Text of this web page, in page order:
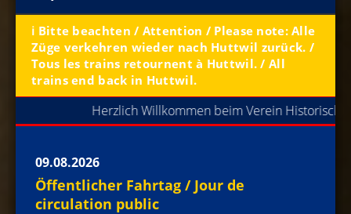
ℹ️ Bitte beachten / Attention / Please note: Alle
Züge verkehren wieder nach Huttwil zurück. /
Tous les trains retournent à Huttwil. / All
trains end back in Huttwil.
Herzlich Willkommen beim Verein Historische
09.08.2026
Öffentlicher Fahrtag / Jour de
circulation public